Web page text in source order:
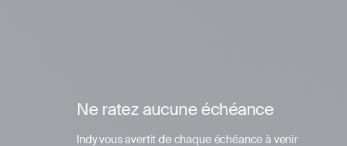
Ne ratez aucune échéance
Indy vous avertit de chaque échéance à venir